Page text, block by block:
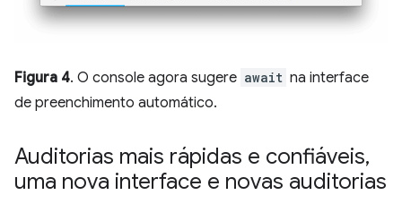
Figura 4. O console agora sugere await na interface
de preenchimento automático.
Auditorias mais rápidas e confiáveis,
uma nova interface e novas auditorias